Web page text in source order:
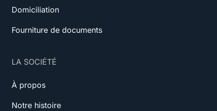
Domiciliation
Fourniture de documents
LA SOCIÉTÉ
À propos
Notre histoire